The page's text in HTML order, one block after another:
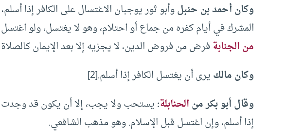
وكان أحمد بن حنبلوأبو ثور يوجبان الاغتسال على الكافر إذا
المشرك في أيام كفره من جماع أو احتلام، وهو لا يغتسل، ولو
من الجنابةفرض من فروض الدين، لا يجزيه إلا بعد الإيمان كالصلاة
وكان مالكيرى أن يغتسل الكافر إذا أسلم.[2]
وقال أبو بكر منالحنابلة:يستحب ولا يجب، إلا أن يكون قد وجدت
إذا أسلم، وإن اغتسل قبل الإسلام. وهو مذهب الشافعي.